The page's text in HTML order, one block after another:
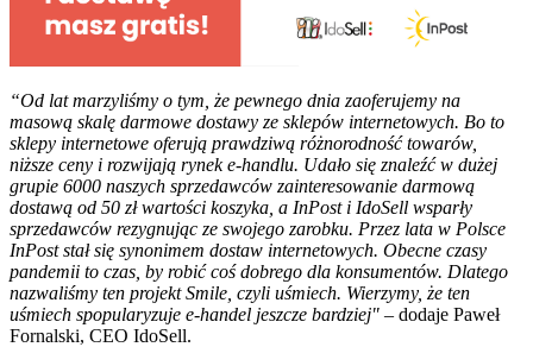
“Od lat marzyliśmy o tym, że pewnego dnia zaoferujemy na
masową skalę darmowe dostawy ze sklepów internetowych. Bo to
sklepy internetowe oferują prawdziwą różnorodność towarów,
niższe ceny i rozwijają rynek e-handlu. Udało się znaleźć w dużej
grupie 6000 naszych sprzedawców zainteresowanie darmową
dostawą od 50 zł wartości koszyka, a InPost i IdoSell wsparły
sprzedawców rezygnując ze swojego zarobku. Przez lata w Polsce
InPost stał się synonimem dostaw internetowych. Obecne czasy
pandemii to czas, by robić coś dobrego dla konsumentów. Dlatego
nazwaliśmy ten projekt Smile, czyli uśmiech. Wierzymy, że ten
uśmiech spopularyzuje e-handel jeszcze bardziej" – dodaje Paweł
Fornalski, CEO IdoSell.